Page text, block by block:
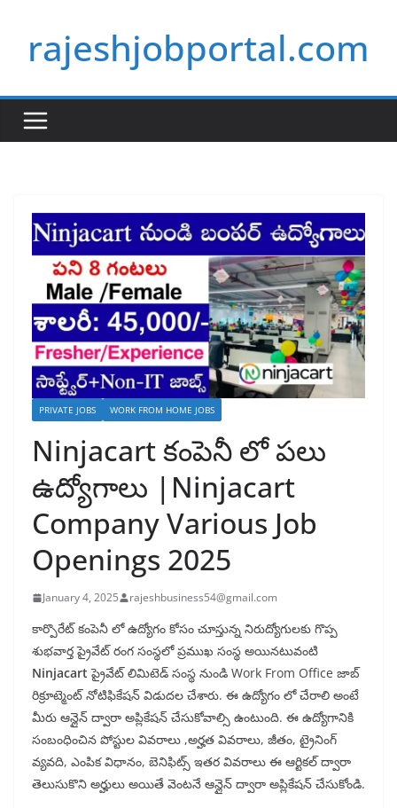
contentrajeshjobportal.com
PRIVATE JOBS WORK FROM HOME JOBS
Ninjacart కంపెనీ లో పలు
ఉద్యోగాలు |Ninjacart
Company Various Job
Openings 2025
January 4, 2025 rajeshbusiness54@gmail.com
కార్పొరేట్ కంపెనీ లో ఉద్యోగం కోసం చూస్తున్న నిరుద్యోగులకు గొప్ప
శుభవార్త ప్రైవేట్ రంగ సంస్థలో ప్రముఖ సంస్థ అయినటువంటి
Ninjacart ప్రైవేట్ లిమిటెడ్ సంస్థ నుండి Work From Office జాబ్
రిక్రూట్మెంట్ నోటిఫికేషన్ విడుదల చేశారు. ఈ ఉద్యోగం లో చేరాలి అంటే
మీరు ఆన్లైన్ ద్వారా అప్లికేషన్ చేసుకోవాల్సి ఉంటుంది. ఈ ఉద్యోగానికి
సంబంధించిన పోస్టుల వివరాలు ,అర్హత వివరాలు, జీతం, ట్రైనింగ్
వ్యవది, ఎంపిక విధానం, బెనిఫిట్స్ ఇతర వివరాలు ఈ ఆర్టికల్ ద్వారా
తెలుసుకొని అర్హులు అయితే వెంటనే ఆన్లైన్ ద్వారా అప్లికేషన్ చేసుకోండి.